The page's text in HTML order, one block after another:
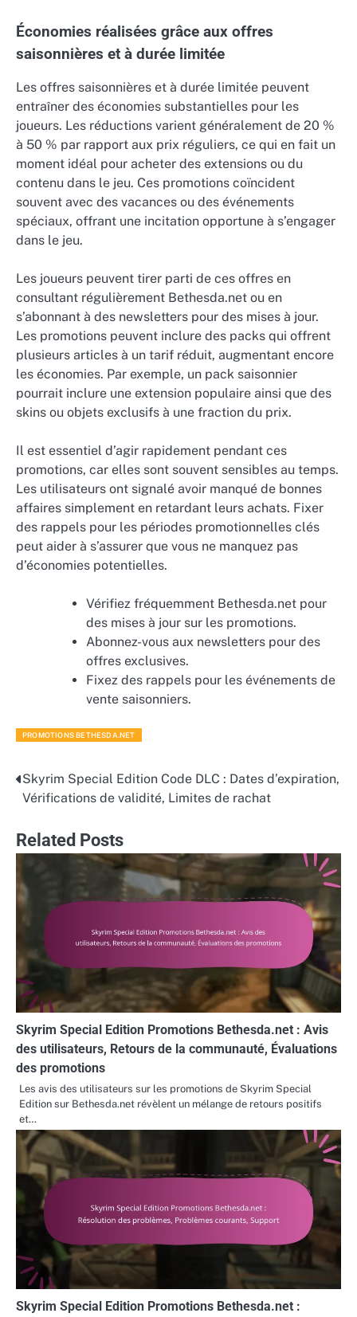
Économies réalisées grâce aux offres
saisonnières et à durée limitée
Les offres saisonnières et à durée limitée peuvent
entraîner des économies substantielles pour les
joueurs. Les réductions varient généralement de 20 %
à 50 % par rapport aux prix réguliers, ce qui en fait un
moment idéal pour acheter des extensions ou du
contenu dans le jeu. Ces promotions coïncident
souvent avec des vacances ou des événements
spéciaux, offrant une incitation opportune à s’engager
dans le jeu.
Les joueurs peuvent tirer parti de ces offres en
consultant régulièrement Bethesda.net ou en
s’abonnant à des newsletters pour des mises à jour.
Les promotions peuvent inclure des packs qui offrent
plusieurs articles à un tarif réduit, augmentant encore
les économies. Par exemple, un pack saisonnier
pourrait inclure une extension populaire ainsi que des
skins ou objets exclusifs à une fraction du prix.
Il est essentiel d’agir rapidement pendant ces
promotions, car elles sont souvent sensibles au temps.
Les utilisateurs ont signalé avoir manqué de bonnes
affaires simplement en retardant leurs achats. Fixer
des rappels pour les périodes promotionnelles clés
peut aider à s’assurer que vous ne manquez pas
d’économies potentielles.
Vérifiez fréquemment Bethesda.net pour
des mises à jour sur les promotions.
Abonnez-vous aux newsletters pour des
offres exclusives.
Fixez des rappels pour les événements de
vente saisonniers.
PROMOTIONS BETHESDA.NET
Post
Skyrim Special Edition Code DLC : Dates d’expiration,
Vérifications de validité, Limites de rachat
Related Posts
Skyrim Special Edition Promotions Bethesda.net : Avis
des utilisateurs, Retours de la communauté, Évaluations
des promotions
Les avis des utilisateurs sur les promotions de Skyrim Special
Edition sur Bethesda.net révèlent un mélange de retours positifs
et…
Skyrim Special Edition Promotions Bethesda.net :